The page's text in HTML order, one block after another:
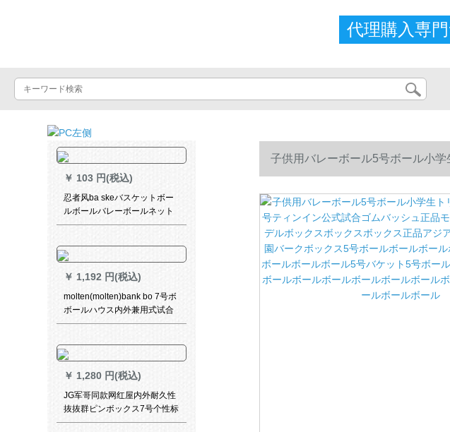
バスケットボールストア
代理購入専
￥ 103 円(税込)
忍者风ba skeバスケットボー
ルボールバレーボールネット
バックbass skeバッグ/bass
￥ 1,192 円(税込)
molten(molten)bank bo 7号ボ
ボールハウス内外兼用式试合
トレインインインバックボー
スボックスボックスコードコ
ードコードコードと共同で买
い入れます。
￥ 1,280 円(税込)
JG军哥同款网红屋内外耐久性
抜抜群ピンボックス7号个性标
准バケレット
子供用バレーボール5号ボール小
デルボックスボックスボックス正品
ールボールボール5号バケット5号
ルボールボール